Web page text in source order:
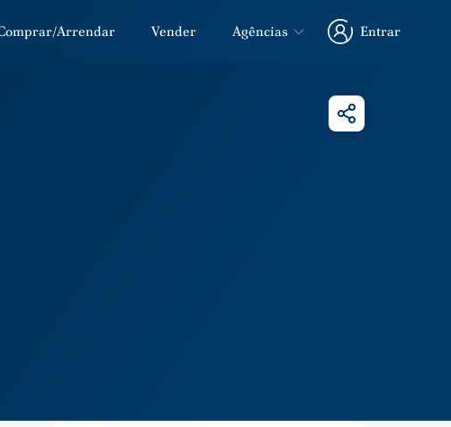
Arrendar Vender Agências
Entrar
Entrar
Partilhar